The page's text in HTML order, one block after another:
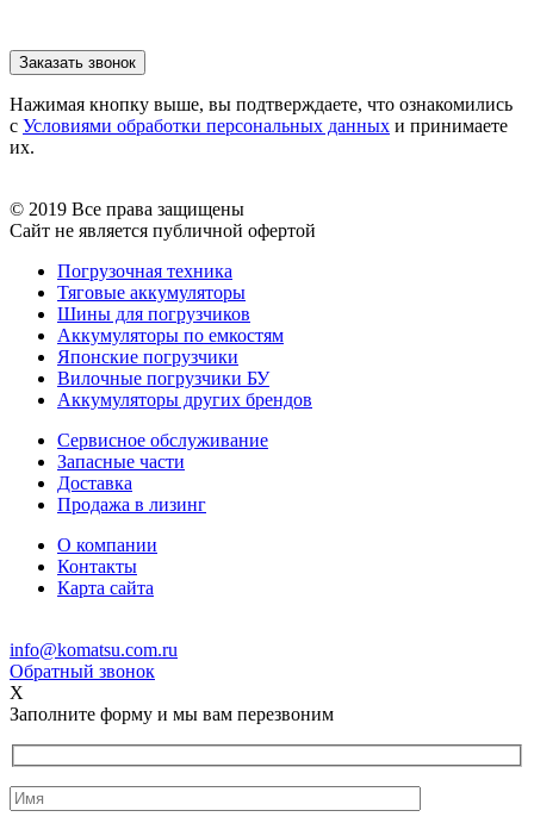
Нажимая кнопку выше, вы подтверждаете, что ознакомились
с Условиями обработки персональных данных и принимаете
их.
© 2019 Все права защищены
Сайт не является публичной офертой
Погрузочная техника
Тяговые аккумуляторы
Шины для погрузчиков
Аккумуляторы по емкостям
Японские погрузчики
Вилочные погрузчики БУ
Аккумуляторы других брендов
Сервисное обслуживание
Запасные части
Доставка
Продажа в лизинг
О компании
Контакты
Карта сайта
info@komatsu.com.ru
Обратный звонок
X
Заполните форму и мы вам перезвоним